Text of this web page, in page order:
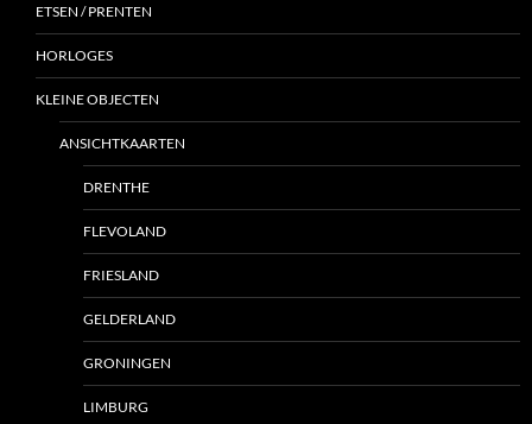
ETSEN / PRENTEN
HORLOGES
KLEINE OBJECTEN
ANSICHTKAARTEN
DRENTHE
FLEVOLAND
FRIESLAND
GELDERLAND
GRONINGEN
LIMBURG